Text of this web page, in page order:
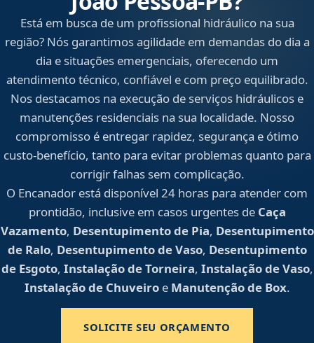
Está em busca de um profissional hidráulico na sua
região? Nós garantimos agilidade em demandas do dia a
dia e situações emergenciais, oferecendo um
atendimento técnico, confiável e com preço equilibrado.
Nos destacamos na execução de serviços hidráulicos e
manutenções residenciais na sua localidade. Nosso
compromisso é entregar rapidez, segurança e ótimo
custo-benefício, tanto para evitar problemas quanto para
corrigir falhas sem complicação.
O Encanador está disponível 24 horas para atender com
prontidão, inclusive em casos urgentes de Caça
Vazamento, Desentupimento de Pia, Desentupimento
de Ralo, Desentupimento de Vaso, Desentupimento
de Esgoto, Instalação de Torneira, Instalação de Vaso,
Instalação de Chuveiroe Manutenção de Box.
SOLICITE SEU ORÇAMENTO